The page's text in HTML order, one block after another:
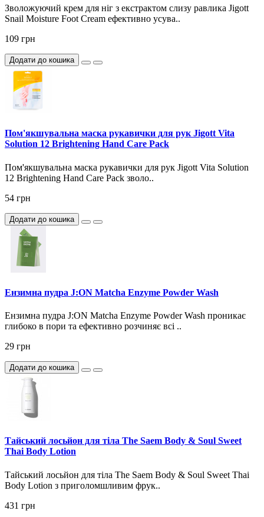
Зволожуючий крем для ніг з екстрактом слизу равлика Jigott
Snail Moisture Foot Cream ефективно усува..
109 грн
Додати до кошика
Пом'якшувальна маска рукавички для рук Jigott Vita
Solution 12 Brightening Hand Care Pack
Пом'якшувальна маска рукавички для рук Jigott Vita Solution
12 Brightening Hand Care Pack зволо..
54 грн
Додати до кошика
Ензимна пудра J:ON Matcha Enzyme Powder Wash
Ензимна пудра J:ON Matcha Enzyme Powder Wash проникає
глибоко в пори та ефективно розчиняє всі ..
29 грн
Додати до кошика
Тайський лосьйон для тіла The Saem Body & Soul Sweet
Thai Body Lotion
Тайський лосьйон для тіла The Saem Body & Soul Sweet Thai
Body Lotion з приголомшливим фрук..
431 грн